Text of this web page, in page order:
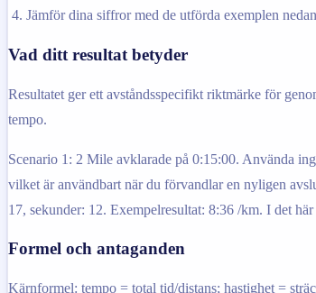
Jämför dina siffror med de utförda exemplen
Vad ditt resultat betyder
Resultatet ger ett avståndsspecifikt riktmärke för
tempo.
Scenario 1: 2 Mile avklarade på 0:15:00. Använda
vilket är användbart när du förvandlar en nyligen
17, sekunder: 12. Exempelresultat: 8:36 /km. I det
Formel och antaganden
Kärnformel: tempo = total tid/distans; hastighet =